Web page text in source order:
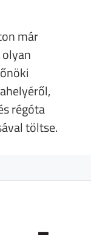
már
régóta
töltse.